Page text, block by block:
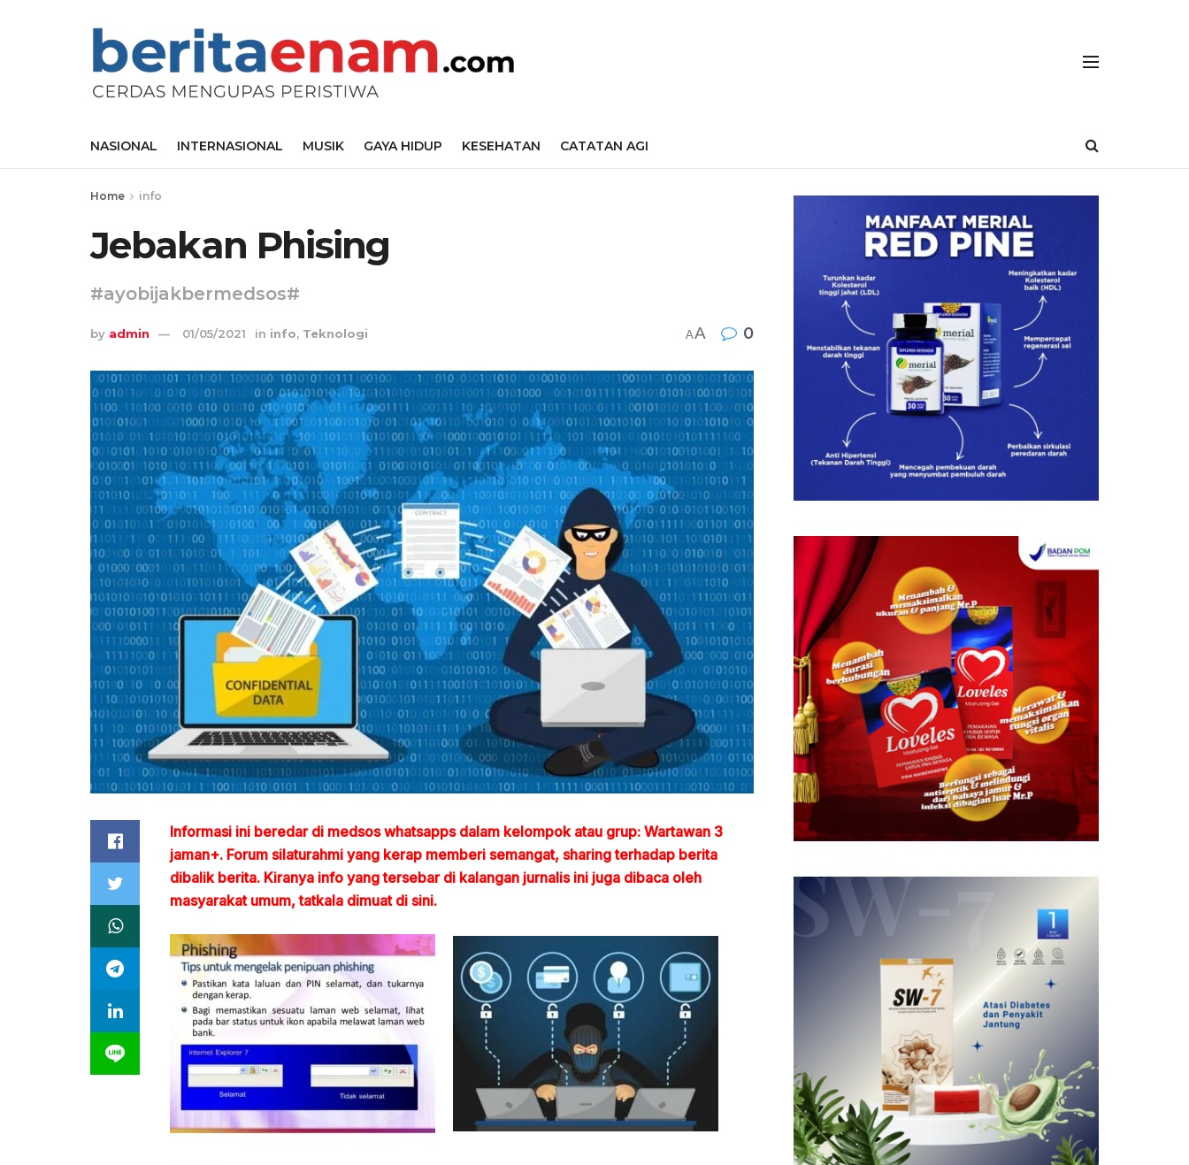
NASIONAL INTERNASIONAL MUSIK GAYA HIDUP KESEHATAN CATATAN AGI
Home info
Jebakan Phising
#ayobijakbermedsos#
by admin 01/05/2021 in info, Teknologi AA 0
Informasi ini beredar di medsos whatsapps dalam kelompok atau grup: Wartawan 3
jaman+. Forum silaturahmi yang kerap memberi semangat, sharing terhadap berita
dibalik berita. Kiranya info yang tersebar di kalangan jurnalis ini juga dibaca oleh
masyarakat umum, tatkala dimuat di sini.